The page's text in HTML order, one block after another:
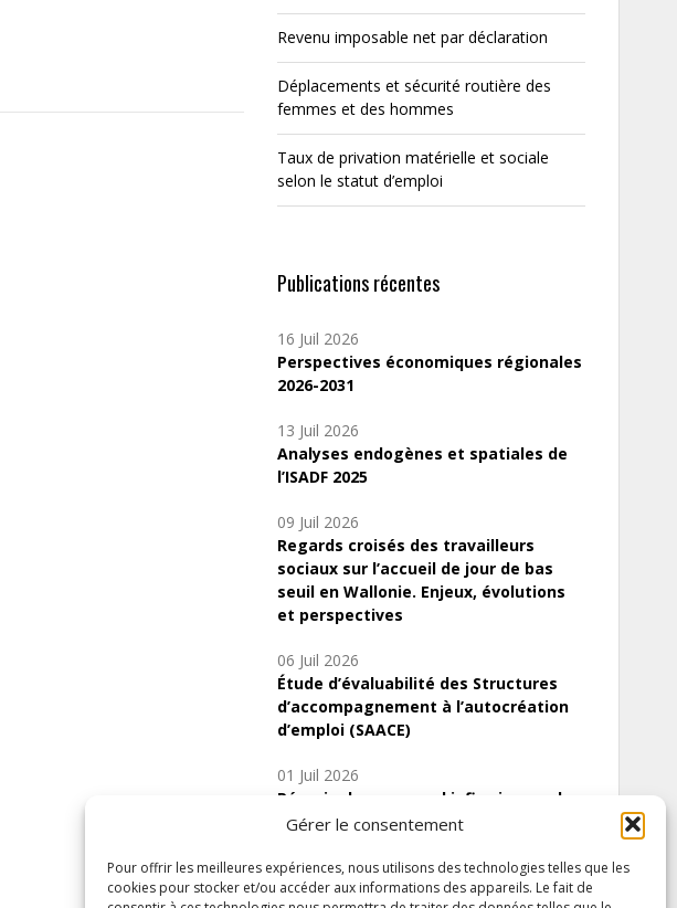
Gérer le consentement
Pour offrir les meilleures expériences, nous utilisons des technologies telles que les
cookies pour stocker et/ou accéder aux informations des appareils. Le fait de
Revenu imposable net par déclaration
Déplacements et sécurité routière des
femmes et des hommes
Taux de privation matérielle et sociale
selon le statut d’emploi
Publications récentes
16 Juil 2026
Perspectives économiques régionales
2026-2031
13 Juil 2026
Analyses endogènes et spatiales de
l’ISADF 2025
09 Juil 2026
Regards croisés des travailleurs
sociaux sur l’accueil de jour de bas
seuil en Wallonie. Enjeux, évolutions
et perspectives
06 Juil 2026
Étude d’évaluabilité des Structures
d’accompagnement à l’autocréation
d’emploi (SAACE)
01 Juil 2026
Pénurie du personnel infirmier :quels
indicateurs d’offre de soins pour